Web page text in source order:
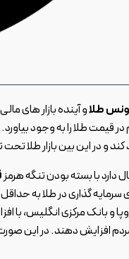
طلاو آینده بازار های
قیمت طلا را به وجود
کند و در این بین بازار طلا
دارد با بسته بودن تنگه هرمز
سرمایه گذاری در طلا به
و بانک مرکزی انگلیس، با
افزایش دهند. در این